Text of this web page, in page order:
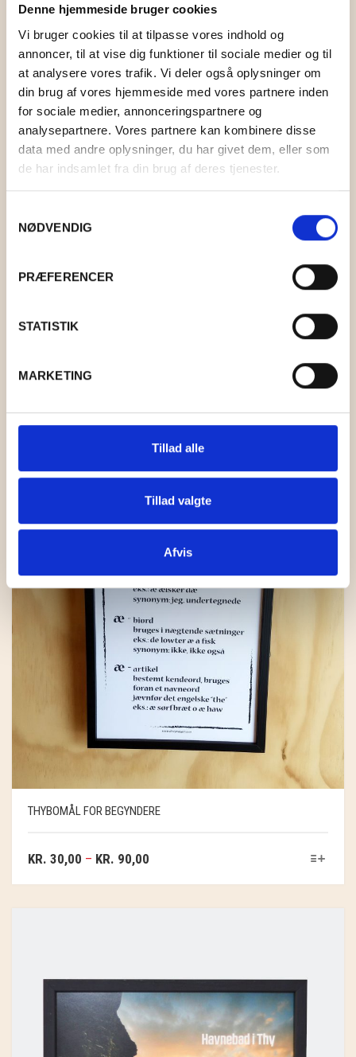
Denne hjemmeside bruger cookies
Vi bruger cookies til at tilpasse vores indhold og
annoncer, til at vise dig funktioner til sociale medier og til
at analysere vores trafik. Vi deler også oplysninger om
din brug af vores hjemmeside med vores partnere inden
for sociale medier, annonceringspartnere og
analysepartnere. Vores partnere kan kombinere disse
data med andre oplysninger, du har givet dem, eller som
de har indsamlet fra din brug af deres tjenester.
NØDVENDIG
PRÆFERENCER
STATISTIK
MARKETING
Tillad alle
Tillad valgte
Afvis
FILTEDE HAVDYR
KR.60,00
Relaterede varer
THYBOMÅL FOR BEGYNDERE
KR. 30,00 – KR. 90,00